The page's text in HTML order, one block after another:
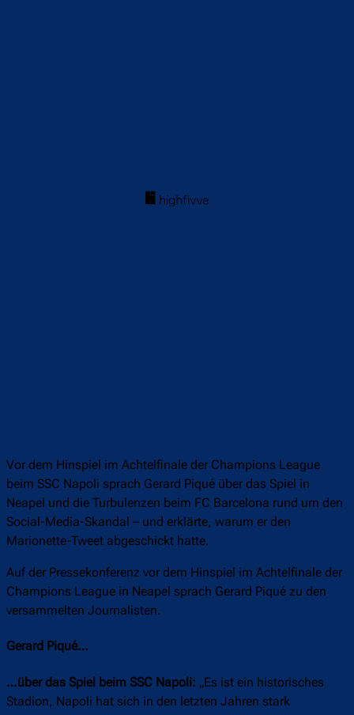
Vor dem Hinspiel im Achtelfinale der Champions League
beim SSC Napoli sprach Gerard Piqué über das Spiel in
Neapel und die Turbulenzen beim FC Barcelona rund um den
Social-Media-Skandal – und erklärte, warum er den
Marionette-Tweet abgeschickt hatte.
Auf der Pressekonferenz vor dem Hinspiel im Achtelfinale der
Champions League in Neapel sprach Gerard Piqué zu den
versammelten Journalisten.
Gerard Piqué…
…über das Spiel beim SSC Napoli: „Es ist ein historisches
Stadion, Napoli hat sich in den letzten Jahren stark